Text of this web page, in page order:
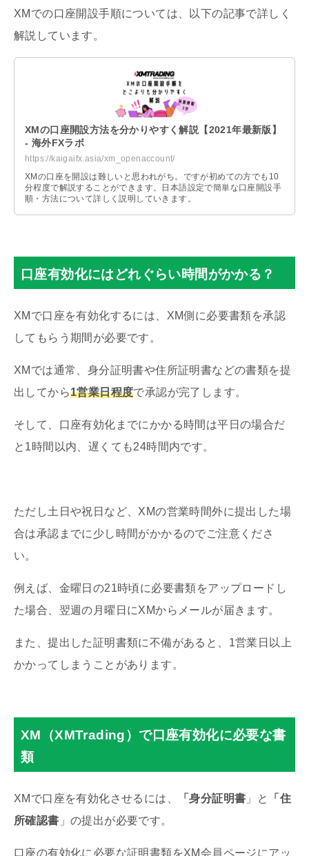
XMでの口座開設手順については、以下の記事で詳しく
解説しています。
XMの口座開設方法を分かりやすく解説【2021年最新版】
- 海外FXラボ
https://kaigaifx.asia/xm_openaccount/
XMの口座を開設は難しいと思われがち。ですが初めての方でも10
分程度で解説することができます。日本語設定で簡単な口座開設手
順・方法について詳しく説明していきます。
口座有効化にはどれぐらい時間がかかる？
XMで口座を有効化するには、XM側に必要書類を承認
してもらう期間が必要です。
XMでは通常、身分証明書や住所証明書などの書類を提
出してから1営業日程度で承認が完了します。
そして、口座有効化までにかかる時間は平日の場合だ
と1時間以内、遅くても24時間内です。
ただし土日や祝日など、XMの営業時間外に提出した場
合は承認までに少し時間がかかるのでご注意くださ
い。
例えば、金曜日の21時頃に必要書類をアップロードし
た場合、翌週の月曜日にXMからメールが届きます。
また、提出した証明書類に不備があると、1営業日以上
かかってしまうことがあります。
XM（XMTrading）で口座有効化に必要な書
類
XMで口座を有効化させるには、 「身分証明書 」と
「住
所確認書 」の提出が必要です。
口座の有効化に必要な証明書類をXM会員ページにアッ